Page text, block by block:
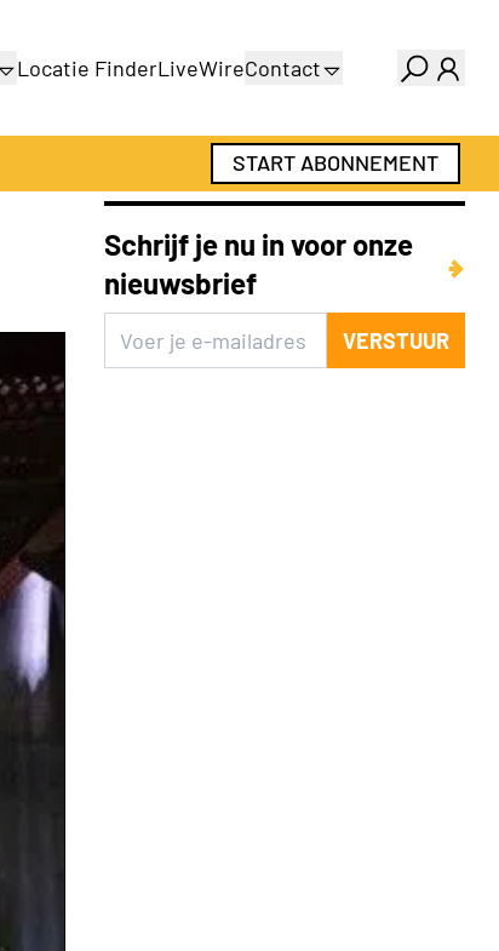
Locatie FinderLiveWireContact
Adverteren
Abonnementen
START ABONNEMENT
Schrijf je nu in voor onze
nieuwsbrief
VERSTUUR